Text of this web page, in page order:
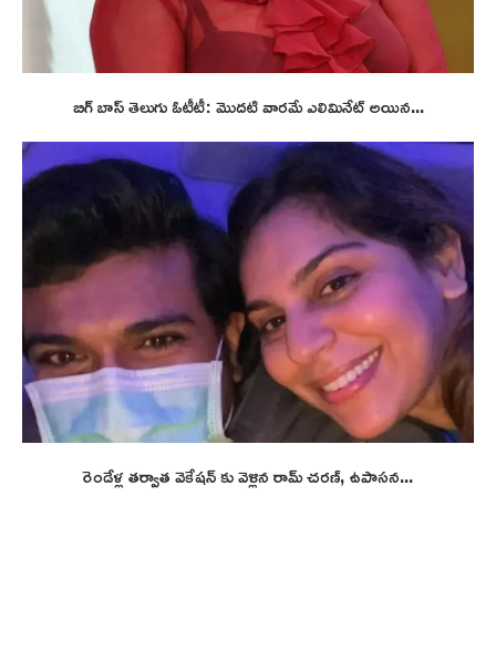
బిగ్ బాస్ తెలుగు ఓటీటీ: మొదటి వారమే ఎలిమినేట్ అయిన...
రెండేళ్ల తర్వాత వెకేషన్ కు వెళ్లిన రామ్ చరణ్, ఉపాసన...